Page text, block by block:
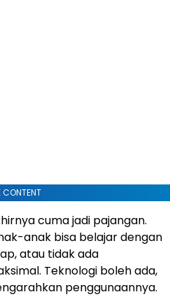
CONTENT
cuma jadi pajangan.
anak bisa belajar dengan
atau tidak ada
Teknologi boleh ada,
penggunaannya.